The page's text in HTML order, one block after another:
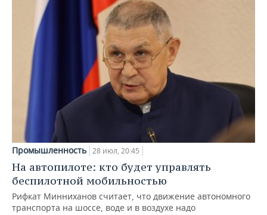
Промышленность 28 июл, 20:45
На автопилоте: кто будет управлять
беспилотной мобильностью
Рифкат Минниханов считает, что движение автономного
транспорта на шоссе, воде и в воздухе надо